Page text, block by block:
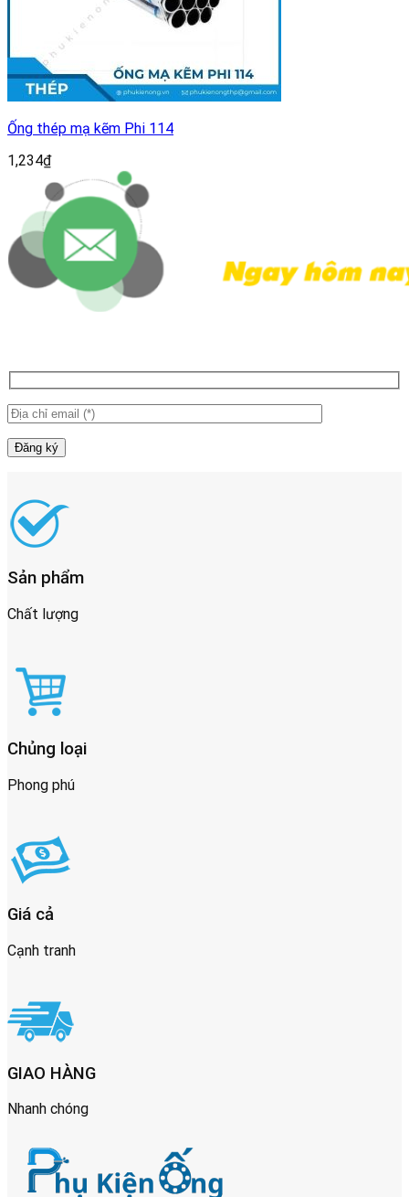
Ống thép mạ kẽm Phi 114
1,234₫
Sản phẩm
Chất lượng
Chủng loại
Phong phú
Giá cả
Cạnh tranh
GIAO HÀNG
Nhanh chóng